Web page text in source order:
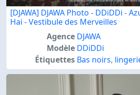
[DJAWA] DJAWA Photo - DDiDDi -
Hai - Vestibule des Merveilles
Agence DJAWA
Modèle DDiDDi
Étiquettes Bas noirs,